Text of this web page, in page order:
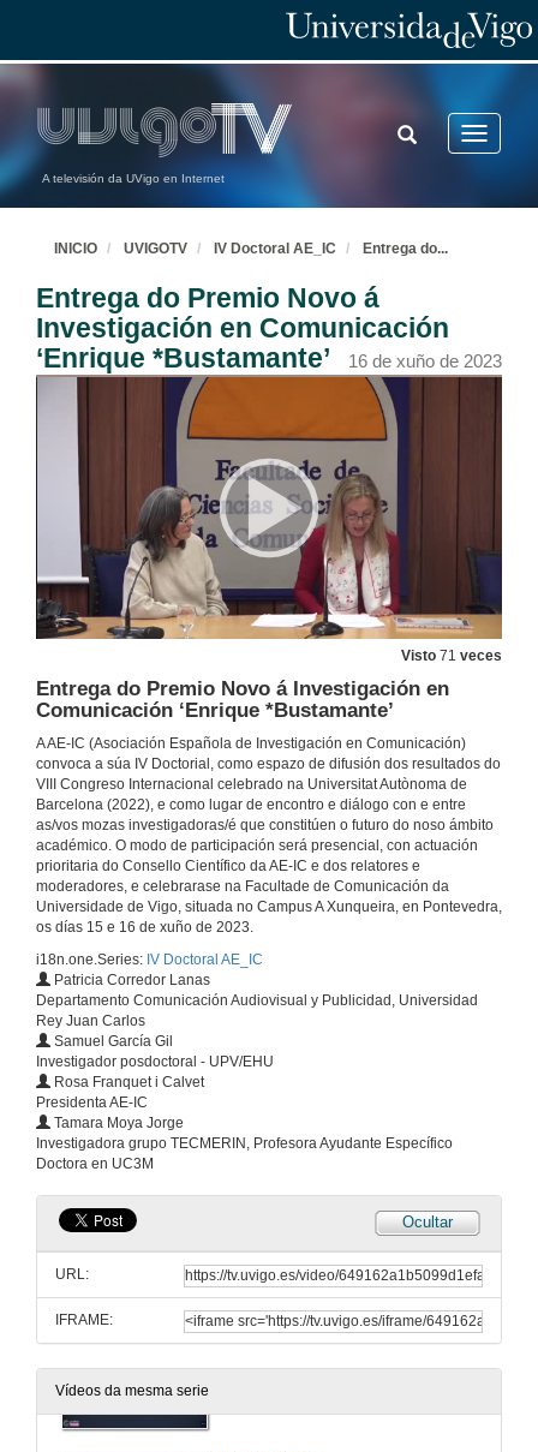
A televisión da UVigo en Internet
Toggle
TOGGLE
SEARCH
INICIO UVIGOTV IV Doctoral AE_IC Entrega do...
Entrega do Premio Novo á
Investigación en Comunicación
‘Enrique *Bustamante’
16 de xuño de 2023
Visto 71 veces
Entrega do Premio Novo á Investigación en
Comunicación ‘Enrique *Bustamante’
A AE-IC (Asociación Española de Investigación en Comunicación)
convoca a súa IV Doctorial, como espazo de difusión dos resultados do
VIII Congreso Internacional celebrado na Universitat Autònoma de
Barcelona (2022), e como lugar de encontro e diálogo con e entre
as/vos mozas investigadoras/é que constitúen o futuro do noso ámbito
académico. O modo de participación será presencial, con actuación
prioritaria do Consello Científico da AE-IC e dos relatores e
moderadores, e celebrarase na Facultade de Comunicación da
Universidade de Vigo, situada no Campus A Xunqueira, en Pontevedra,
os días 15 e 16 de xuño de 2023.
i18n.one.Series: IV Doctoral AE_IC
Patricia Corredor Lanas
Departamento Comunicación Audiovisual y Publicidad, Universidad
Rey Juan Carlos
Samuel García Gil
Investigador posdoctoral - UPV/EHU
Rosa Franquet i Calvet
Presidenta AE-IC
Tamara Moya Jorge
Investigadora grupo TECMERIN, Profesora Ayudante Específico
Doctora en UC3M
Ocultar
URL:
IFRAME:
Vídeos da mesma serie
Inauguración
15 de xuño de 2023
Intervención de Rosa Franquet i Calvet
Conferencia
15 de xuño de 2023
Discurso de Iolanda Tortajada
15 de xuño de 2023
Conferencia
16 de xuño de 2023